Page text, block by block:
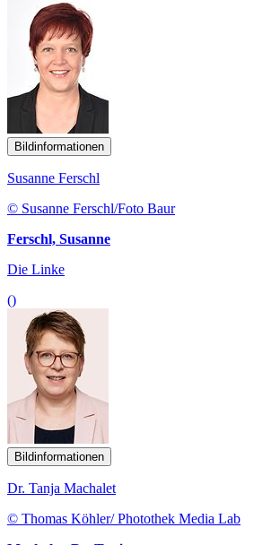
Bildinformationen
Susanne Ferschl
© Susanne Ferschl/Foto Baur
Ferschl, Susanne
Die Linke
()
Bildinformationen
Dr. Tanja Machalet
© Thomas Köhler/ Photothek Media Lab